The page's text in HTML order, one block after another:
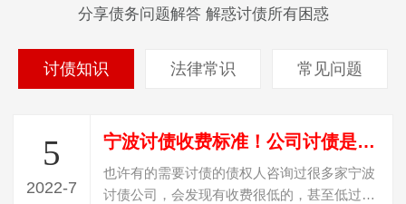
分享债务问题解答 解惑讨债所有困惑
讨债知识 法律常识 常见问题
5
2022-7
宁波讨债收费标准！公司讨债是怎么收费？
也许有的需要讨债的债权人咨询过很多家宁波
讨债公司，会发现有收费很低的，甚至低过